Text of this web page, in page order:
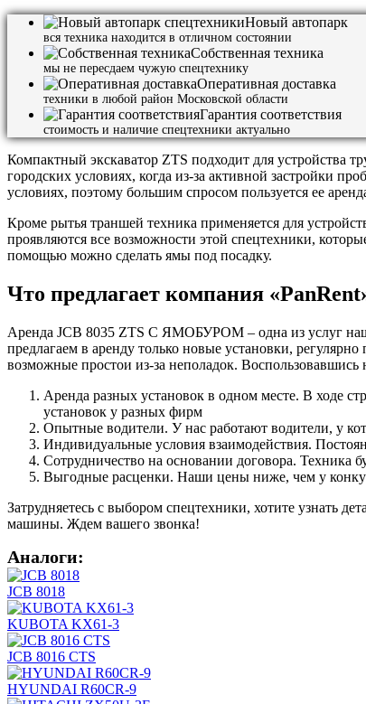
Новый автопарк
вся техника находится в отличном состоянии
Собственная техника
мы не пересдаем чужую спецтехнику
Оперативная доставка
техники в любой район Московской области
Гарантия соответствия
стоимость и наличие спецтехники актуально
Компактный экскаватор ZTS подходит для устройства
городских условиях, когда из-за активной застройки
условиях, поэтому большим спросом пользуется ее
Кроме рытья траншей техника применяется для
проявляются все возможности этой спецтехники,
помощью можно сделать ямы под посадку.
Что предлагает компания
Аренда JCB 8035 ZTS С ЯМОБУРОМ – одна из услуг
предлагаем в аренду только новые установки,
возможные простои из-за неполадок.
Аренда разных установок в одном месте. В ходе
установок у разных фирм
Опытные водители. У нас работают водители, у
Индивидуальные условия взаимодействия.
Сотрудничество на основании договора. Техника
Выгодные расценки. Наши цены ниже, чем у
Затрудняетесь с выбором спецтехники, хотите узнать
машины. Ждем вашего звонка!
Аналоги:
JCB 8018
KUBOTA KX61-3
JCB 8016 CTS
HYUNDAI R60CR-9